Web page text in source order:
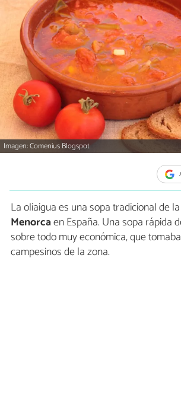
Imagen: Comenius Blogspot
La oliaigua es una sopa tradicional de la
Menorcaen España. Una sopa rápida
sobre todo muy económica, que
campesinos de la zona.